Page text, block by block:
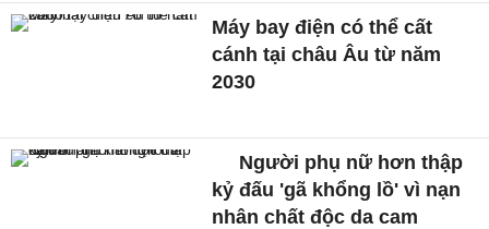
Máy bay điện có thể cất
cánh tại châu Âu từ năm
2030
Người phụ nữ hơn thập
kỷ đấu 'gã khổng lồ' vì nạn
nhân chất độc da cam